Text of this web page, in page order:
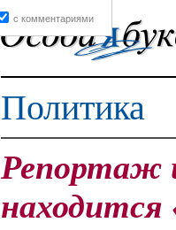
Политика
Репортаж
находится
с комментариями